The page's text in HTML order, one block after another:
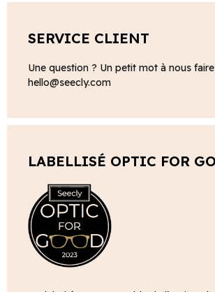
SERVICE CLIENT
Une question ? Un petit mot à nous
hello@seecly.com
LABELLISÉ OPTIC FOR